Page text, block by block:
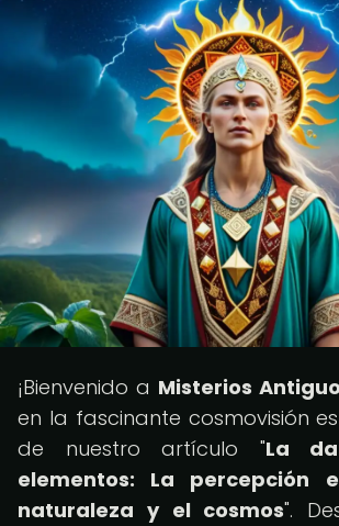
¡Bienvenido a Misterios
en la fascinante cosmovisión
de nuestro artículo "La
elementos: La percepción
naturaleza y el cosmos".